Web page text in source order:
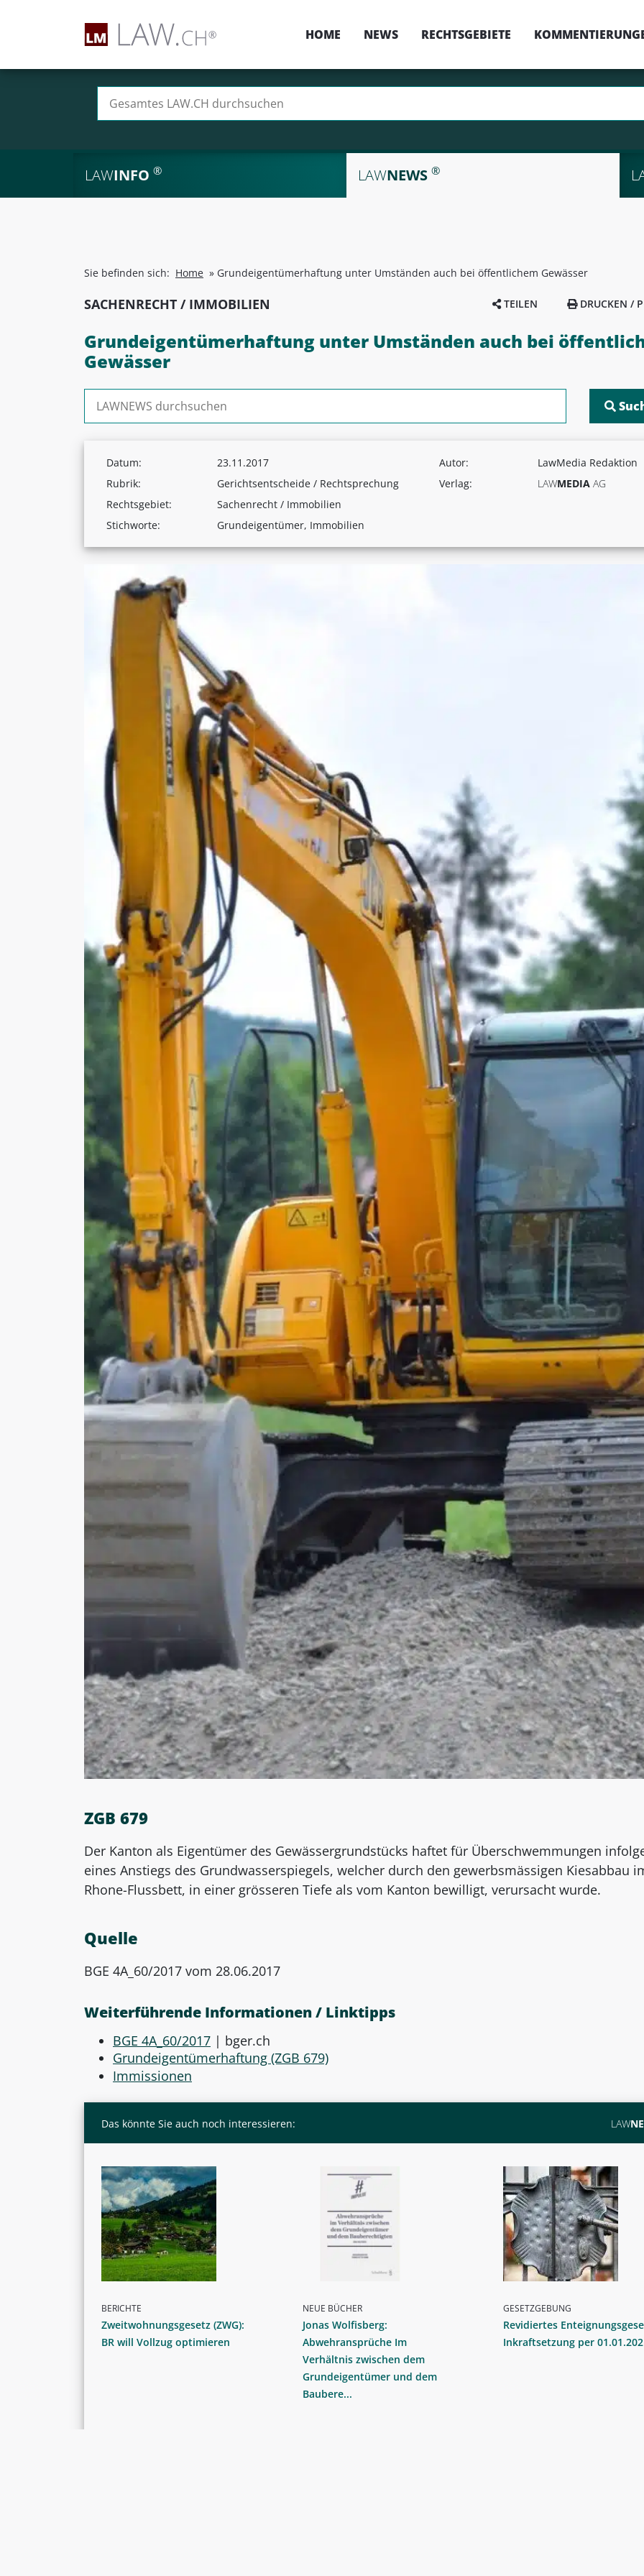
HOME NEWS RECHTSGEBIETE
LAWINFO ® LAWNEWS ®
Sie befinden sich: Home » Grundeigentümerhaftung unter Umständen auch bei öffentlichem Gewässer
SACHENRECHT / IMMOBILIEN TEILEN DRUCKEN /
Grundeigentümerhaftung unter Umständen auch bei
Gewässer
Datum:
23.11.2017
Rubrik:
Gerichtsentscheide / Rechtsprechung
Rechtsgebiet:
Sachenrecht / Immobilien
Stichworte:
Grundeigentümer, Immobilien
Autor:
LawMedia Redaktion
Verlag:
LAWMEDIA AG
ZGB 679
Der Kanton als Eigentümer des Gewässergrundstücks haftet für Überschwemmungen
eines Anstiegs des Grundwasserspiegels, welcher durch den gewerbsmässigen Kiesabbau
Rhone-Flussbett, in einer grösseren Tiefe als vom Kanton bewilligt, verursacht wurde.
Quelle
BGE 4A_60/2017 vom 28.06.2017
Weiterführende Informationen / Linktipps
BGE 4A_60/2017 | bger.ch
Grundeigentümerhaftung (ZGB 679)
Immissionen
Das könnte Sie auch noch interessieren: LAW
BERICHTE
Zweitwohnungsgesetz (ZWG):
BR will Vollzug optimieren
NEUE BÜCHER
Jonas Wolfisberg:
Abwehransprüche Im
Verhältnis zwischen dem
Grundeigentümer und dem
Baubere...
GESETZGEBUNG
Revidiertes
Inkraftsetzung per